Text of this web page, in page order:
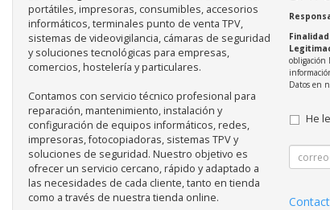
portátiles, impresoras, consumibles, accesorios
informáticos, terminales punto de venta TPV,
sistemas de videovigilancia, cámaras de seguridad
y soluciones tecnológicas para empresas,
comercios, hostelería y particulares.
Contamos con servicio técnico profesional para
reparación, mantenimiento, instalación y
configuración de equipos informáticos, redes,
impresoras, fotocopiadoras, sistemas TPV y
soluciones de seguridad. Nuestro objetivo es
ofrecer un servicio cercano, rápido y adaptado a
las necesidades de cada cliente, tanto en tienda
como a través de nuestra tienda online.
Finalidad
obligación
Datos en
He